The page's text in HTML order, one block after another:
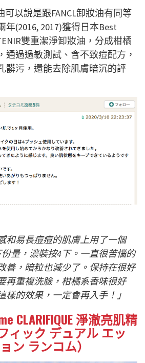
以說是跟FANCL卸妝油有同等
年(2016, 2017)獲得日本Best
雙重潔淨卸妝油，分成柑橘
通過過敏測試、含不致痘配方，
髒污，還能去除肌膚暗沉的評
和易長痘痘的肌膚上用了一個
量，濃裝按4下。一直很苦惱的
善，暗粒也減少了。保持在很好
再重複洗臉，柑橘系香味很好
樣的效果，一定會再入手！」
CLARIFIQUE 淨澈亮肌精
ィック デュアル エッ
ン ランコム）